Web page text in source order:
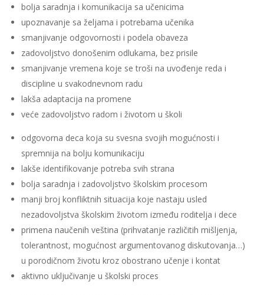
bolja saradnja i komunikacija sa učenicima
upoznavanje sa željama i potrebama učenika
smanjivanje odgovornosti i podela obaveza
zadovoljstvo donošenim odlukama, bez prisile
smanjivanje vremena koje se troši na uvođenje reda i
discipline u svakodnevnom radu
lakša adaptacija na promene
veće zadovoljstvo radom i životom u školi
odgovorna deca koja su svesna svojih mogućnosti i
spremnija na bolju komunikaciju
lakše identifikovanje potreba svih strana
bolja saradnja i zadovoljstvo školskim procesom
manji broj konfliktnih situacija koje nastaju usled
nezadovoljstva školskim životom između roditelja i dece
primena naučenih veština (prihvatanje različitih mišljenja,
tolerantnost, mogućnost argumentovanog diskutovanja…)
u porodičnom životu kroz obostrano učenje i kontat
aktivno uključivanje u školski proces